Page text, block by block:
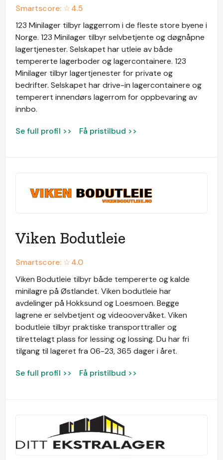
Smartscore: ☆4.5
123 Minilager tilbyr laggerrom i de fleste store byene i
Norge. 123 Minilager tilbyr selvbetjente og døgnåpne
lagertjenester. Selskapet har utleie av både
tempererte lagerboder og lagercontainere. 123
Minilager tilbyr lagertjenester for private og
bedrifter. Selskapet har drive-in lagercontainere og
temperert innendørs lagerrom for oppbevaring av
innbo.
Se full profil >> Få pristilbud >>
Viken Bodutleie
Smartscore: ☆4.0
Viken Bodutleie tilbyr både tempererte og kalde
minilagre på Østlandet. Viken bodutleie har
avdelinger på Hokksund og Loesmoen. Begge
lagrene er selvbetjent og videoovervåket. Viken
bodutleie tilbyr praktiske transporttraller og
tilrettelagt plass for lessing og lossing. Du har fri
tilgang til lageret fra 06-23, 365 dager i året.
Se full profil >> Få pristilbud >>